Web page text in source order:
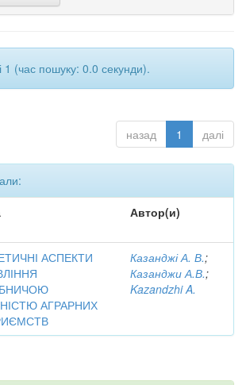
1 (час пошуку: 0.0 секунди).
назад 1 далі
Автор(и)
АСПЕКТИ
АГРАРНИХ
Казанджі А. В.;
Казанджи А.В.;
Kazandzhi A.